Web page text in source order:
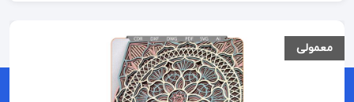
معمولی